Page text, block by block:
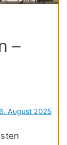
–
August 2025